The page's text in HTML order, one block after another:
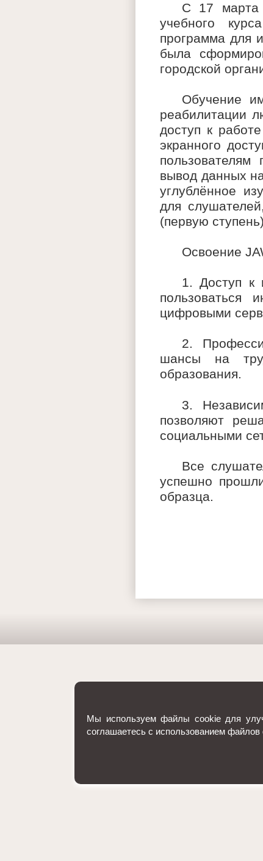
Мы используем файлы cookie для
соглашаетесь с использованием
С 17 марта
учебного
программа для
была
городской
Обучение
реабилитации
доступ к
экранного
вывод данных
углублённое
для
(первую
Освоение
1. Доступ к
пользоваться
цифровыми
2.
шансы на
образования.
3.
позволяют
социальными
Все
успешно
образца.